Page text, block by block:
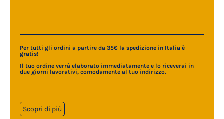
Per tutti gli ordini a partire da 35€ la spedizione in Italia è
gratis!
Il tuo ordine verrà elaborato immediatamente e lo riceverai in
due giorni lavorativi, comodamente al tuo indirizzo.
Scopri di più